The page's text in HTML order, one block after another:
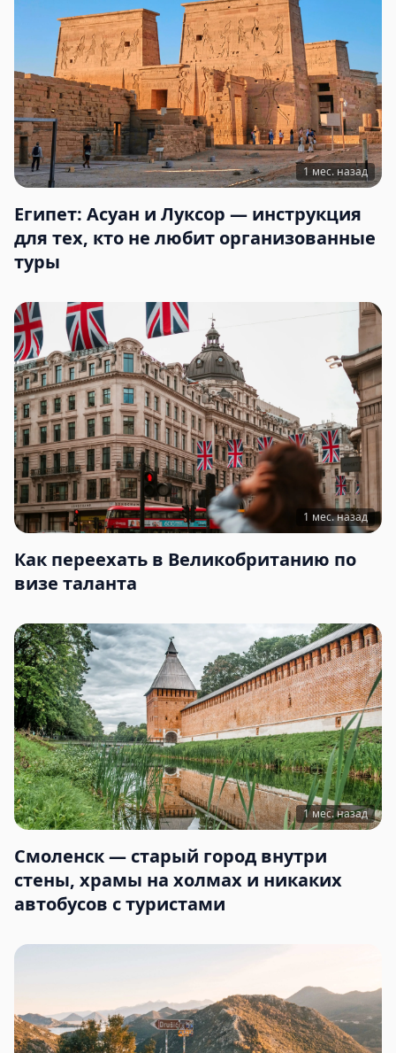
1 мес. назад
Египет: Асуан и Луксор — инструкция
для тех, кто не любит организованные
туры
1 мес. назад
Как переехать в Великобританию по
визе таланта
1 мес. назад
Смоленск — старый город внутри
стены, храмы на холмах и никаких
автобусов с туристами